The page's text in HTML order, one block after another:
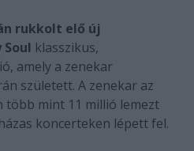
rukkolt elő új
Soul klasszikus,
amely a zenekar
született. A zenekar az
több mint 11 millió lemezt
koncerteken lépett fel.